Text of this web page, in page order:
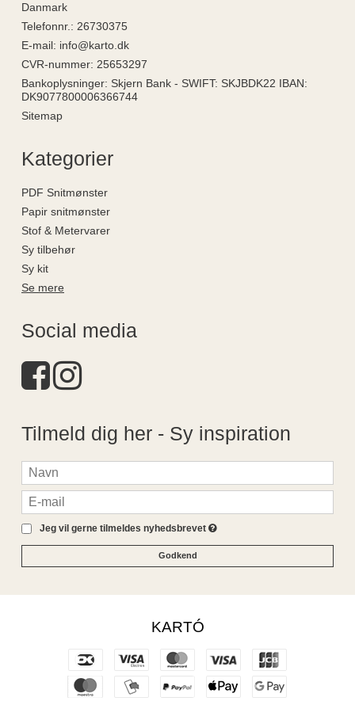
Danmark
Telefonnr. : 26730375
E-mail: info@karto.dk
CVR-nummer: 25653297
Bankoplysninger: Skjern Bank - SWIFT: SKJBDK22 IBAN:
DK9077800006366744
Sitemap
Kategorier
PDF Snitmønster
Papir snitmønster
Stof & Metervarer
Sy tilbehør
Sy kit
Se mere
Social media
Tilmeld dig her - Sy inspiration
Jeg vil gerne tilmeldes nyhedsbrevet
Godkend
KARTÓ